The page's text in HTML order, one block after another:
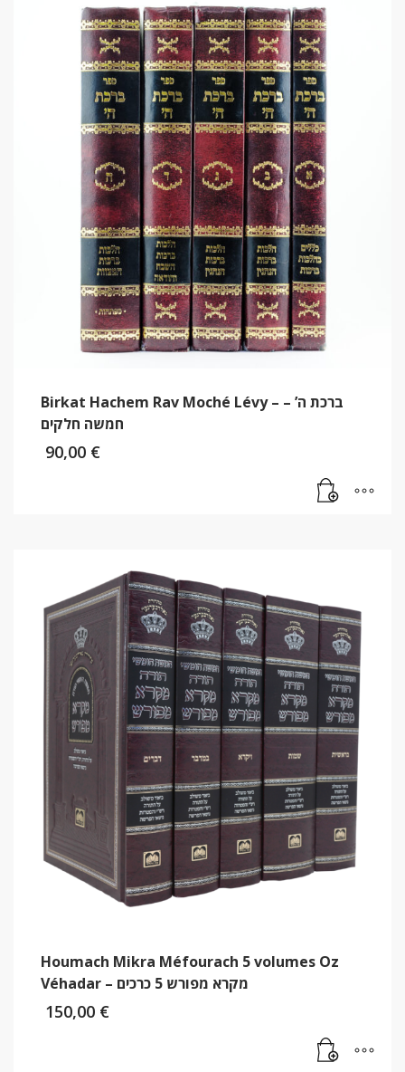
Birkat Hachem Rav Moché Lévy – ברכת ה’ –
חמשה חלקים
90,00 €
Houmach Mikra Méfourach 5 volumes Oz
Véhadar – מקרא מפורש 5 כרכים
150,00 €